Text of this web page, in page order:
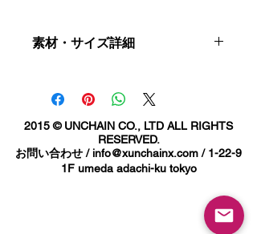
今季新グラフィック！！ピグメント染
た！
リングスパンコットンを使用したソフ
トな質感と染めの雰囲気が
素材・サイズ詳細
S:着丈70cm 身幅53.5cm 裄丈80cm
M:着丈72.5cm 身幅58.5cm 裄丈85cm
L:着丈75cm 身幅63.5cm 裄丈89cm
XL:着丈77.5cm 身幅67.5cm 裄丈93cm
ご使用のブラウザなどにより若干色が
2015 © UNCHAIN CO., LTD ALL RIGHTS
RESERVED.
お問い合わせ / info@xunchainx.com/ 1-22-9
1F umeda adachi-ku tokyo